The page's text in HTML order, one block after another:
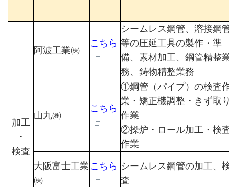
加工
・
検査
阿波工業㈱
こちら
シームレス鋼管、溶接鋼
等の圧延工具の製作・準
備、素材加工、鋼管精整
務、鋳物精整業務
山九㈱
こちら
①鋼管（パイプ）の検査
業・矯正機調整・きず取
作業
②操炉・ロール加工・検
作業
大阪富士工業
㈱
こちら シームレス鋼管の加工、
査